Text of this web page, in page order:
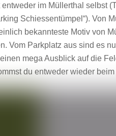
im Müllerthal selbst
Schiessentümpel“). Von
bekannteste Motiv von
Vom Parkplatz aus sind es
mega Ausblick auf die
du entweder wieder